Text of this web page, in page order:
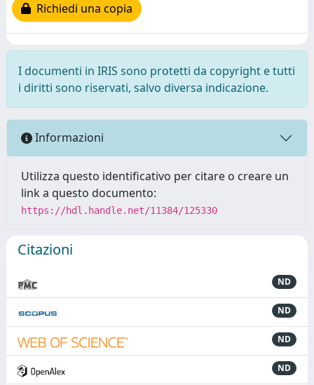
Richiedi una copia
I documenti in IRIS sono protetti da copyright e tutti
i diritti sono riservati, salvo diversa indicazione.
Informazioni
Utilizza questo identificativo per citare o creare un
link a questo documento:
https://hdl.handle.net/11384/125330
Citazioni
ND
ND
ND
ND